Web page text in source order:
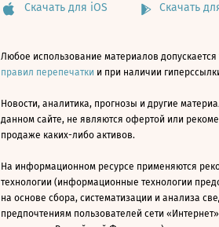
Скачать для iOS Скачать
Любое использование материалов
правил перепечатки и при наличии
Новости, аналитика, прогнозы и другие
данном сайте, не являются офертой или
продаже каких-либо активов.
На информационном ресурсе применяются
технологии (информационные технологии
на основе сбора, систематизации и анализа
предпочтениям пользователей сети